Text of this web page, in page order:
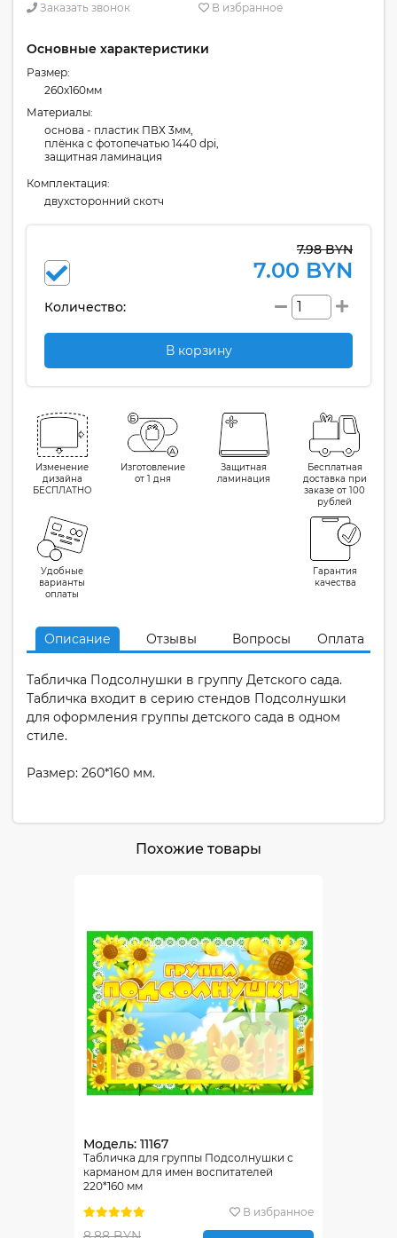
Заказать звонок
В избранное
Основные характеристики
Размер:
260x160мм
Материалы:
основа - пластик ПВХ 3мм,
плёнка с фотопечатью 1440 dpi,
защитная ламинация
Комплектация:
двухсторонний скотч
7.98 BYN
7.00 BYN
Количество:
В корзину
Изменение
дизайна
БЕСПЛАТНО
Изготовление
от 1 дня
Защитная
ламинация
Бесплатная
доставка при
заказе от 100
рублей
Удобные
варианты
оплаты
Гарантия
качества
Описание Отзывы Вопросы Оплата
Табличка Подсолнушки в группу Детского сада.
Табличка входит в серию стендов Подсолнушки
для оформления группы детского сада в одном
стиле.
Размер: 260*160 мм.
Похожие товары
Модель: 11167
Табличка для группы Подсолнушки с
карманом для имен воспитателей
220*160 мм
В избранное